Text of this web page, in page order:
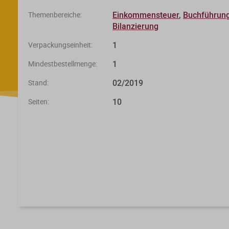
Themenbereiche: Einkommensteuer,
Bilanzierung
Verpackungseinheit: 1
Mindestbestellmenge: 1
Stand: 02/2019
Seiten: 10